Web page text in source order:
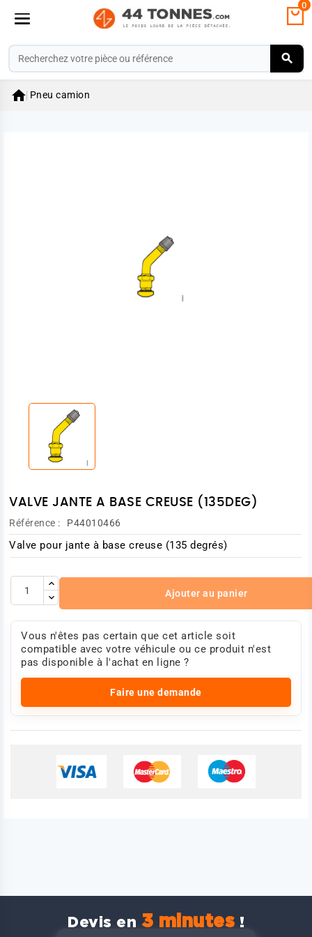
0
 Pneu camion
VALVE JANTE A BASE CREUSE (135DEG)
Référence : P44010466
Valve pour jante à base creuse (135 degrés)
Ajouter au panier
Vous n'êtes pas certain que cet article soit
compatible avec votre véhicule ou ce produit n'est
pas disponible à l'achat en ligne ?
Faire une demande
Devis en 3 minutes !